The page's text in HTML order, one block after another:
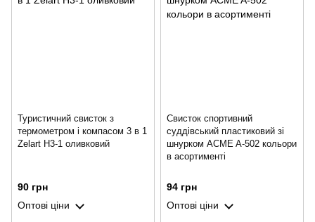
Туристичний свисток з
термометром і компасом 3 в 1
Zelart H3-1 оливковий
90 грн
Оптові ціни
Свисток спортивний
суддівський пластиковий зі
шнурком ACME A-502 кольори
в асортименті
94 грн
Оптові ціни